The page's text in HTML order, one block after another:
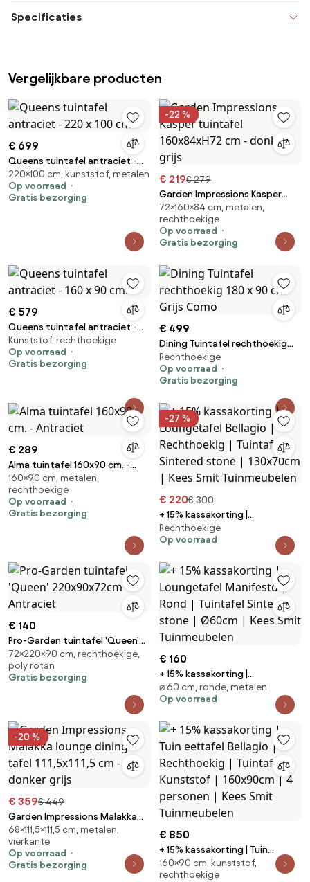
Specificaties
Vergelijkbare producten
€ 699
Queens tuintafel antraciet -
220 x 100 cm.
220×100 cm, kunststof, metalen
Op voorraad
Gratis bezorging
-22 %
€ 219€ 279
Garden Impressions Kasper
tuintafel 160x84xH72 cm -
donker grijs
72×160×84 cm, metalen,
rechthoekige
Op voorraad
Gratis bezorging
€ 579
Queens tuintafel antraciet -
160 x 90 cm.
Kunststof, rechthoekige
Op voorraad
Gratis bezorging
€ 499
Dining Tuintafel rechthoekig
180 x 90 cm Grijs Como
Rechthoekige
Op voorraad
Gratis bezorging
€ 289
Alma tuintafel 160x90 cm. -
Antraciet
160×90 cm, metalen,
rechthoekige
Op voorraad
Gratis bezorging
-27 %
€ 220€ 300
+ 15% kassakorting |
Loungetafel Bellagio |
Rechthoekig | Tuintafel
Sintered stone | 130x70cm |
Kees Smit Tuinmeubelen
Rechthoekige
Op voorraad
€ 140
Pro-Garden tuintafel 'Queen'
220x90x72cm - Antraciet
72×220×90 cm, rechthoekige,
poly rotan
Gratis bezorging
€ 160
+ 15% kassakorting |
Loungetafel Manifesto | Rond |
Tuintafel Sintered stone |
Tuinmeubelen
⌀ 60 cm, ronde, metalen
Op voorraad
-20 %
€ 359€ 449
Garden Impressions Malakka
lounge dining tafel 111,5x111,5 cm
- donker grijs
68×111,5×111,5 cm, metalen,
vierkante
Op voorraad
Gratis bezorging
€ 850
+ 15% kassakorting | Tuin
eettafel Bellagio | Rechthoekig |
Tuintafel Kunststof | 160x90cm
160×90 cm, kunststof,
rechthoekige